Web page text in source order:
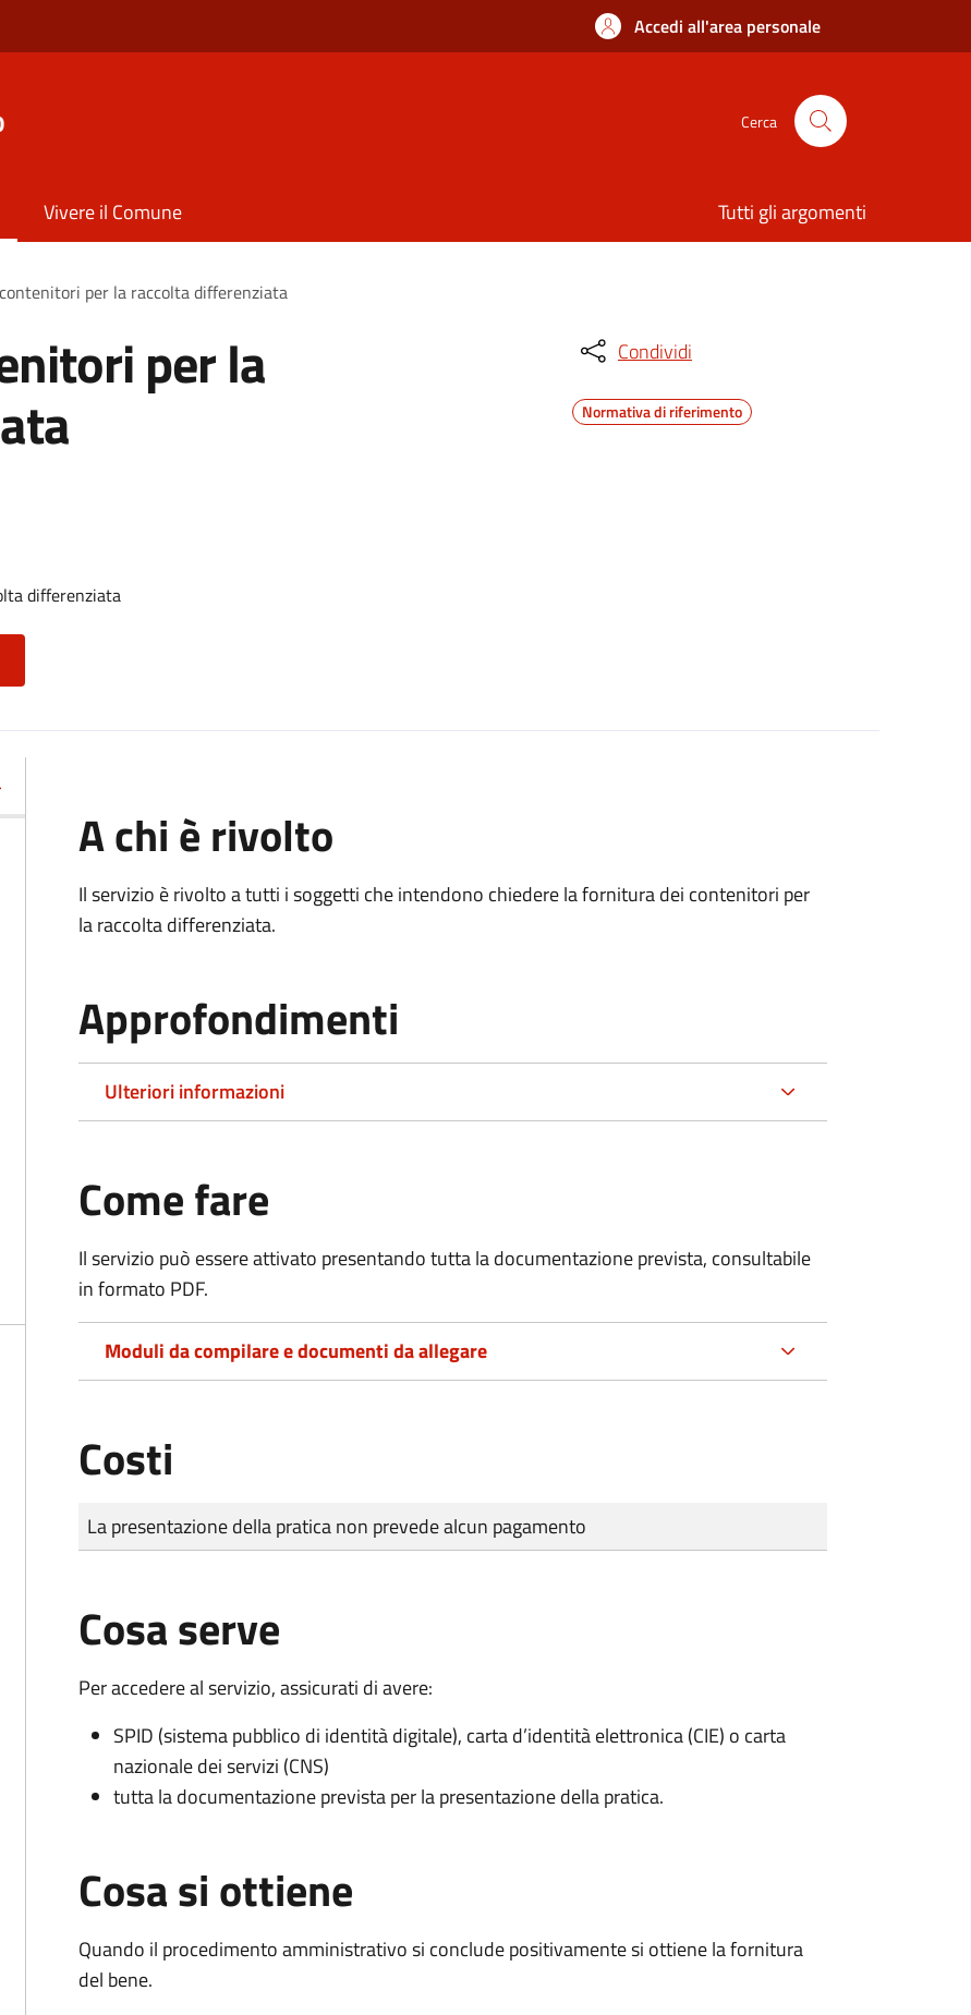
Accedi all'area personale
Cerca
Vivere il Comune Tutti gli argomenti
per la raccolta differenziata
per la
differenziata
Condividi
Normativa di riferimento
A chi è rivolto
Il servizio è rivolto a tutti i soggetti che intendono chiedere la fornitura dei contenitori per
la raccolta differenziata.
Approfondimenti
Ulteriori informazioni
Come fare
Il servizio può essere attivato presentando tutta la documentazione prevista, consultabile
in formato PDF.
Moduli da compilare e documenti da allegare
Costi
Tipo di pagamento
Importo
La presentazione della pratica non prevede alcun pagamento
Cosa serve
Per accedere al servizio, assicurati di avere:
SPID (sistema pubblico di identità digitale), carta d’identità elettronica (CIE) o carta
nazionale dei servizi (CNS)
tutta la documentazione prevista per la presentazione della pratica.
Cosa si ottiene
Quando il procedimento amministrativo si conclude positivamente si ottiene la fornitura
del bene.